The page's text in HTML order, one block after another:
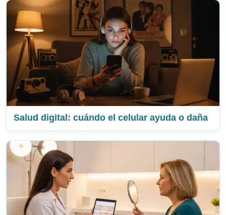
Salud digital: cuándo el celular ayuda o daña